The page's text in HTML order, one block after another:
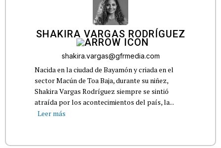
SHAKIRA VARGAS RODRÍGUEZ
shakira.vargas@gfrmedia.com
Nacida en la ciudad de Bayamón y criada en el
sector Macún de Toa Baja, durante su niñez,
Shakira Vargas Rodríguez siempre se sintió
atraída por los acontecimientos del país, la...
Leer más